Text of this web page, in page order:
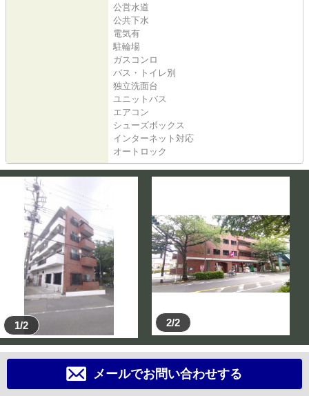
公営水道
公共下水
電気有
駐輪場
ガスコンロ
バス・トイレ別
独立洗面台
ユニットバス
エアコン
シューズボックス
インターネット対応
オートロック
1/2 2/2
メールでお問い合わせする